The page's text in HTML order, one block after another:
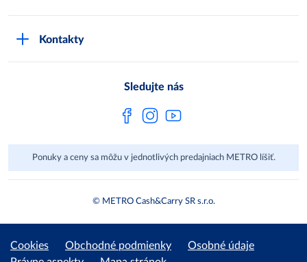
Track & trace
Kontakty
Sledujte nás
Ponuky a ceny sa môžu v jednotlivých predajniach METRO líšiť.
© METRO Cash&Carry SR s.r.o.
Cookies Obchodné podmienky
Osobné údaje